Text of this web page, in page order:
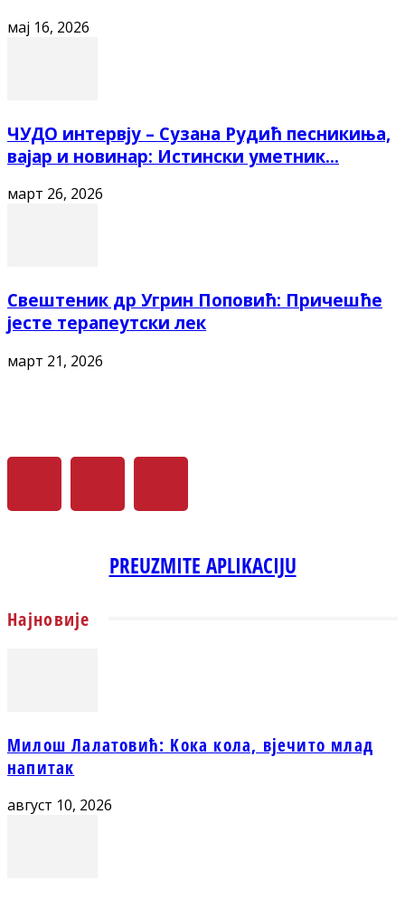
мај 16, 2026
ЧУДО интервју – Сузана Рудић песникиња,
вајар и новинар: Истински уметник...
март 26, 2026
Свештеник др Угрин Поповић: Причешће
јесте терапеутски лек
март 21, 2026
PREUZMITE APLIKACIJU
Најновије
Милош Лалатовић: Kока кола, вјечито млад
напитак
август 10, 2026